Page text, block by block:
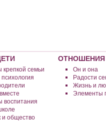
крепкой семьи
воспитания
и общество
ОТНОШЕНИЯ
Он и она
Радости
Жизнь и
Элементы